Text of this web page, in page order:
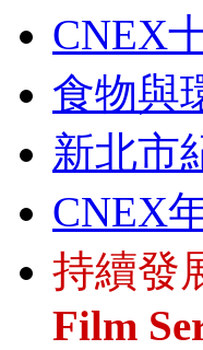
CNEX
食物與
新北市
CNEX
持續發
Film